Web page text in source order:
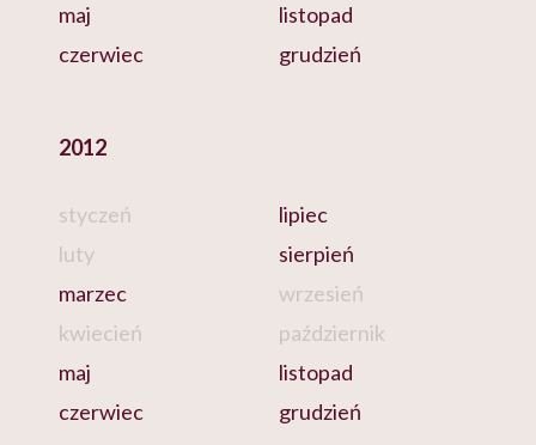
maj
czerwiec
listopad
grudzień
2012
styczeń
luty
marzec
kwiecień
maj
czerwiec
lipiec
sierpień
wrzesień
październik
listopad
grudzień